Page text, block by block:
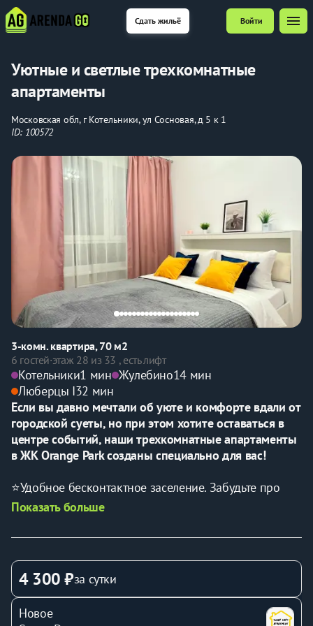
Сдать жильё Войти menu
Уютные и светлые трехкомнатные
апартаменты
Московская обл, г Котельники, ул Сосновая, д 5 к 1
ID: 100572
3-комн. квартира, 70 м2
6 гостей·этаж 28 из 33 , есть лифт
Котельники1 мин Жулебино14 мин
Люберцы I32 мин
Если вы давно мечтали об уюте и комфорте вдали от
городской суеты, но при этом хотите оставаться в
центре событий, наши трехкомнатные апартаменты
в ЖК Orange Park созданы специально для вас!
⭐Удобное беcконтактноe заceлeние. Забудьте про
очереди и ожидания — всё максимально просто и
⭐Возможность проживания до 6-х человек. Идеально
друзьями.
⭐Отличное расположение для любых целей. Тихий и
спокойный район идеально подойдет как для
отдыха, так и для деловой поездки.
Показать больше
4 300 ₽за сутки
Новое